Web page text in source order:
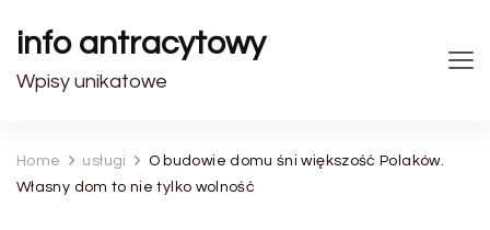
info antracytowy
Wpisy unikatowe
Home usługi
O budowie domu śni większość Polaków.
Własny dom to nie tylko wolność